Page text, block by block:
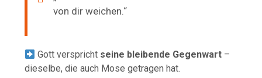
von dir weichen.“
Gott verspricht seine bleibende Gegenwart –
dieselbe, die auch Mose getragen hat.